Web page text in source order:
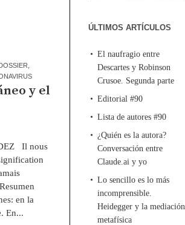
y el
Il nous
en la
En...
ÚLTIMOS ARTÍCULOS
El naufragio entre
Descartes y Robinson
Crusoe. Segunda parte
Editorial #90
Lista de autores #90
¿Quién es la autora?
Conversación entre
Claude.ai y yo
Lo sencillo es lo más
incomprensible.
Heidegger y la mediación
metafísica